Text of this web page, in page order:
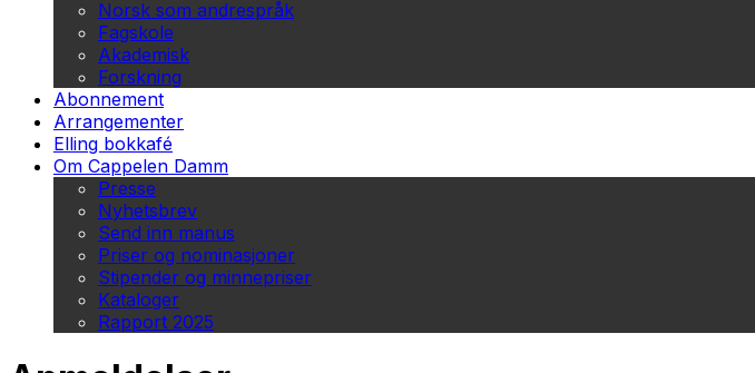
Norsk som andrespråk
Fagskole
Akademisk
Forskning
Abonnement
Arrangementer
Elling bokkafé
Om Cappelen Damm
Presse
Nyhetsbrev
Send inn manus
Priser og nominasjoner
Stipender og minnepriser
Kataloger
Rapport 2025